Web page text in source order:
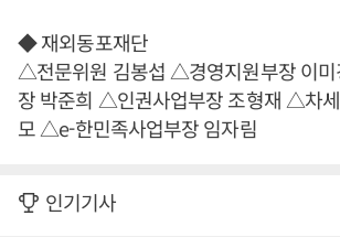
◆ 재외동포재단
△전문위원 김봉섭 △경영지원부장 이
장 박준희 △인권사업부장 조형재 △차
모 △e-한민족사업부장 임자림
인기기사